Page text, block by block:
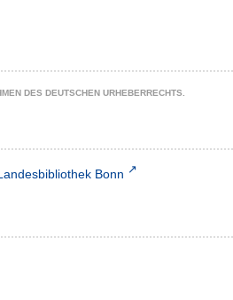
DES DEUTSCHEN URHEBERRECHTS.
Bonn